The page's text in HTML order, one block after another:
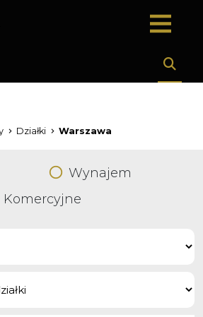
Działki Warszawa
Wynajem
Komercyjne